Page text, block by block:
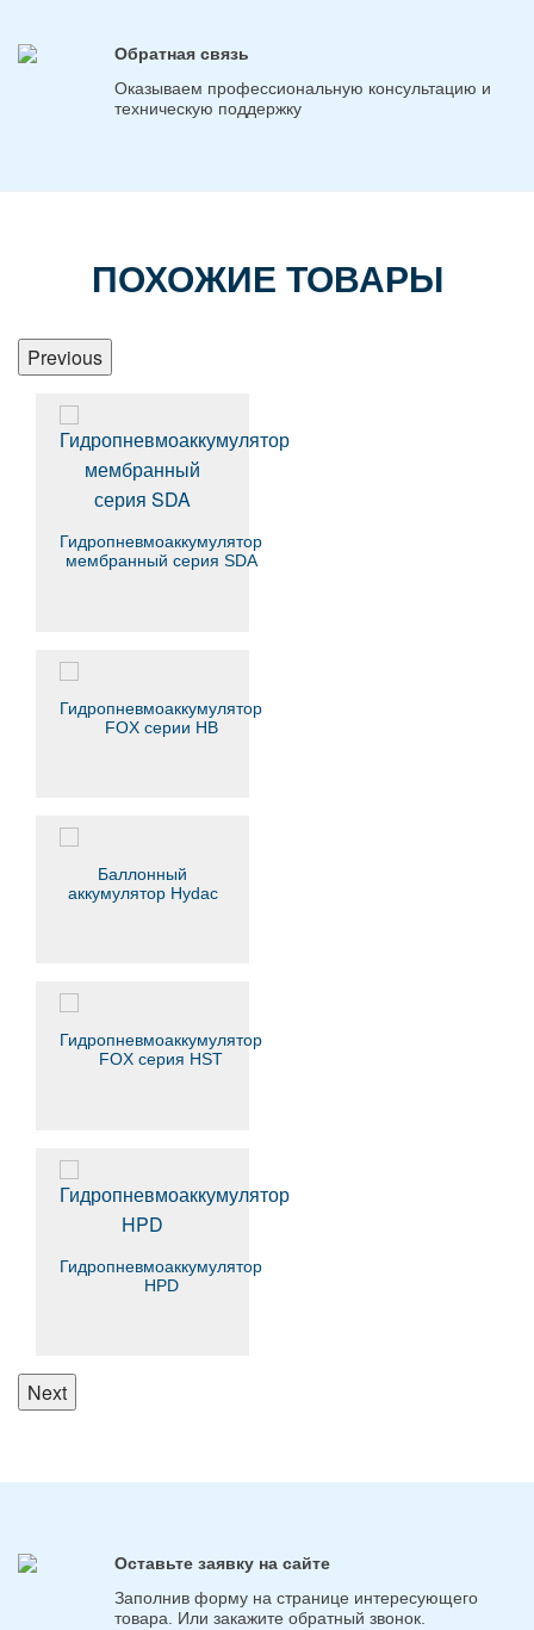
Обратная связь
Оказываем профессиональную консультацию и
техническую поддержку
ПОХОЖИЕ ТОВАРЫ
Previous
Гидропневмоаккумулятор
мембранный серия SDA
Гидропневмоаккумулятор
FOX серии HB
Баллонный
аккумулятор Hydac
Гидропневмоаккумулятор
FOX серия HST
Гидропневмоаккумулятор
HPD
Next
Оставьте заявку на сайте
Заполнив форму на странице интересующего
товара. Или закажите обратный звонок.